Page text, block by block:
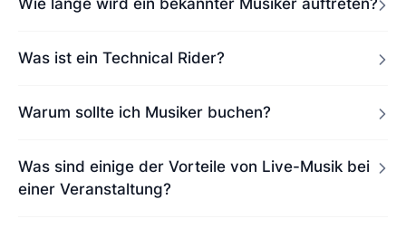
Was ist ein Technical Rider?
Warum sollte ich Musiker buchen?
Was sind einige der Vorteile von Live-Musik bei
einer Veranstaltung?